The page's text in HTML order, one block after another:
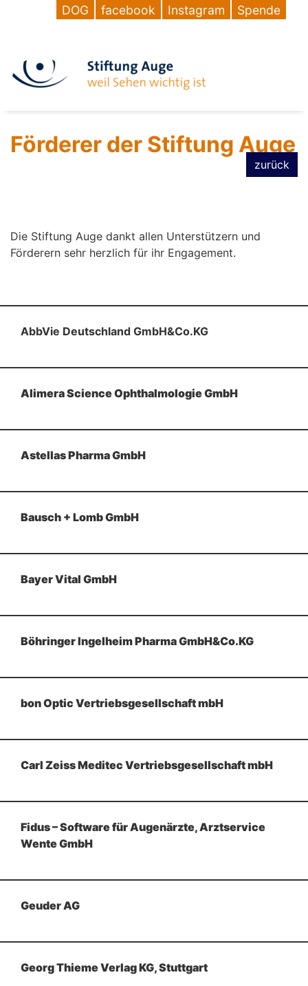
DOG facebook Instagram Spende
Förderer der Stiftung Auge
zurück
Die Stiftung Auge dankt allen Unterstützern und
Förderern sehr herzlich für ihr Engagement.
AbbVie Deutschland GmbH&Co.KG
Alimera Science Ophthalmologie GmbH
Astellas Pharma GmbH
Bausch + Lomb GmbH
Bayer Vital GmbH
Böhringer Ingelheim Pharma GmbH&Co.KG
bon Optic Vertriebsgesellschaft mbH
Carl Zeiss Meditec Vertriebsgesellschaft mbH
Fidus – Software für Augenärzte, Arztservice
Wente GmbH
Geuder AG
Georg Thieme Verlag KG, Stuttgart